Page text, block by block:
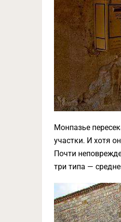
Монпазье
участки. И хотя
Почти
три типа —